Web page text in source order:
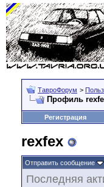
ТавроФорум >
Профиль
Регистрация
rexfex
Отправить сообщение
Последняя